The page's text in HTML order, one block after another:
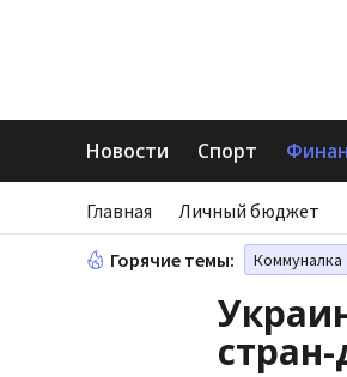
Новости Спорт
Главная Личный бюджет
Горячие темы: Коммуналка